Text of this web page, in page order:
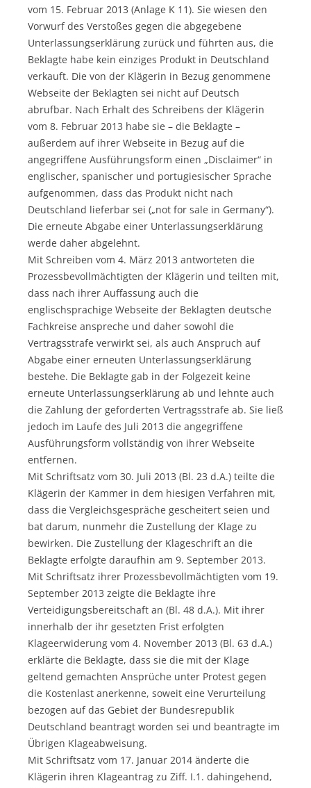
vom 15. Februar 2013 (Anlage K 11). Sie wiesen den
Vorwurf des Verstoßes gegen die abgegebene
Unterlassungserklärung zurück und führten aus, die
Beklagte habe kein einziges Produkt in Deutschland
verkauft. Die von der Klägerin in Bezug genommene
Webseite der Beklagten sei nicht auf Deutsch
abrufbar. Nach Erhalt des Schreibens der Klägerin
vom 8. Februar 2013 habe sie – die Beklagte –
außerdem auf ihrer Webseite in Bezug auf die
angegriffene Ausführungsform einen „Disclaimer“ in
englischer, spanischer und portugiesischer Sprache
aufgenommen, dass das Produkt nicht nach
Deutschland lieferbar sei („not for sale in Germany“).
Die erneute Abgabe einer Unterlassungserklärung
werde daher abgelehnt.
Mit Schreiben vom 4. März 2013 antworteten die
Prozessbevollmächtigten der Klägerin und teilten mit,
dass nach ihrer Auffassung auch die
englischsprachige Webseite der Beklagten deutsche
Fachkreise anspreche und daher sowohl die
Vertragsstrafe verwirkt sei, als auch Anspruch auf
Abgabe einer erneuten Unterlassungserklärung
bestehe. Die Beklagte gab in der Folgezeit keine
erneute Unterlassungserklärung ab und lehnte auch
die Zahlung der geforderten Vertragsstrafe ab. Sie ließ
jedoch im Laufe des Juli 2013 die angegriffene
Ausführungsform vollständig von ihrer Webseite
entfernen.
Mit Schriftsatz vom 30. Juli 2013 (Bl. 23 d.A.) teilte die
Klägerin der Kammer in dem hiesigen Verfahren mit,
dass die Vergleichsgespräche gescheitert seien und
bat darum, nunmehr die Zustellung der Klage zu
bewirken. Die Zustellung der Klageschrift an die
Beklagte erfolgte daraufhin am 9. September 2013.
Mit Schriftsatz ihrer Prozessbevollmächtigten vom 19.
September 2013 zeigte die Beklagte ihre
Verteidigungsbereitschaft an (Bl. 48 d.A.). Mit ihrer
innerhalb der ihr gesetzten Frist erfolgten
Klageerwiderung vom 4. November 2013 (Bl. 63 d.A.)
erklärte die Beklagte, dass sie die mit der Klage
geltend gemachten Ansprüche unter Protest gegen
die Kostenlast anerkenne, soweit eine Verurteilung
bezogen auf das Gebiet der Bundesrepublik
Deutschland beantragt worden sei und beantragte im
Übrigen Klageabweisung.
Mit Schriftsatz vom 17. Januar 2014 änderte die
Klägerin ihren Klageantrag zu Ziff. I.1. dahingehend,